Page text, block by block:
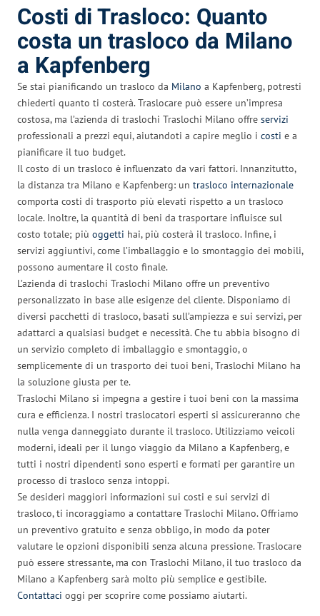
Costi di Trasloco: Quanto
costa un trasloco da Milano
a Kapfenberg
Se stai pianificando un trasloco da Milano a Kapfenberg, potresti
chiederti quanto ti costerà. Traslocare può essere un’impresa
costosa, ma l’azienda di traslochi Traslochi Milano offre servizi
professionali a prezzi equi, aiutandoti a capire meglio i costi e a
pianificare il tuo budget.
Il costo di un trasloco è influenzato da vari fattori. Innanzitutto,
la distanza tra Milano e Kapfenberg: un trasloco internazionale
comporta costi di trasporto più elevati rispetto a un trasloco
locale. Inoltre, la quantità di beni da trasportare influisce sul
costo totale; più oggetti hai, più costerà il trasloco. Infine, i
servizi aggiuntivi, come l’imballaggio e lo smontaggio dei mobili,
possono aumentare il costo finale.
L’azienda di traslochi Traslochi Milano offre un preventivo
personalizzato in base alle esigenze del cliente. Disponiamo di
diversi pacchetti di trasloco, basati sull’ampiezza e sui servizi, per
adattarci a qualsiasi budget e necessità. Che tu abbia bisogno di
un servizio completo di imballaggio e smontaggio, o
semplicemente di un trasporto dei tuoi beni, Traslochi Milano ha
la soluzione giusta per te.
Traslochi Milano si impegna a gestire i tuoi beni con la massima
cura e efficienza. I nostri traslocatori esperti si assicureranno che
nulla venga danneggiato durante il trasloco. Utilizziamo veicoli
moderni, ideali per il lungo viaggio da Milano a Kapfenberg, e
tutti i nostri dipendenti sono esperti e formati per garantire un
processo di trasloco senza intoppi.
Se desideri maggiori informazioni sui costi e sui servizi di
trasloco, ti incoraggiamo a contattare Traslochi Milano. Offriamo
un preventivo gratuito e senza obbligo, in modo da poter
valutare le opzioni disponibili senza alcuna pressione. Traslocare
può essere stressante, ma con Traslochi Milano, il tuo trasloco da
Milano a Kapfenberg sarà molto più semplice e gestibile.
Contattaci oggi per scoprire come possiamo aiutarti.